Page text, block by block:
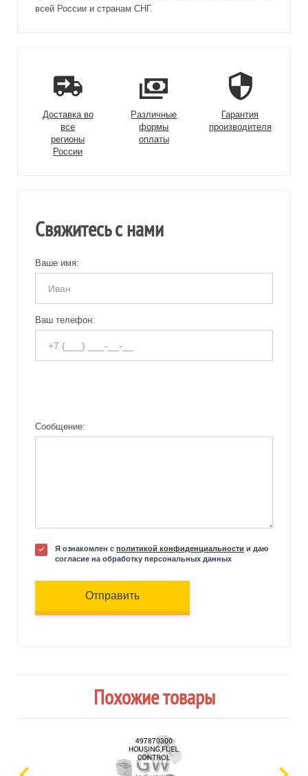
всей России и странам СНГ.
Доставка во
все
регионы
России
Различные
формы
оплаты
Гарантия
производителя
Свяжитесь с нами
Ваше имя:
Ваш телефон:
Сообщение:
Я ознакомлен с политикой конфиденциальности и даю
согласие на обработку персональных данных
Отправить
Похожие товары